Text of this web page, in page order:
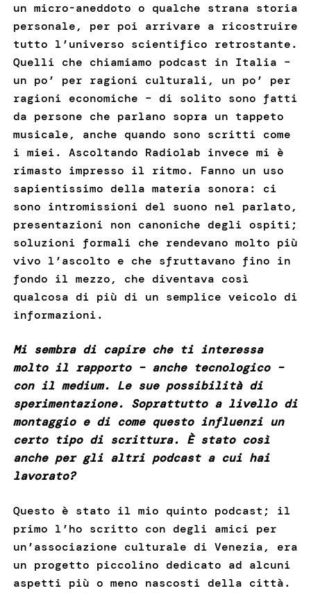
un micro-aneddoto o qualche strana storia
personale, per poi arrivare a ricostruire
tutto l’universo scientifico retrostante.
Quelli che chiamiamo podcast in Italia –
un po’ per ragioni culturali, un po’ per
ragioni economiche – di solito sono fatti
da persone che parlano sopra un tappeto
musicale, anche quando sono scritti come
i miei. Ascoltando Radiolab invece mi è
rimasto impresso il ritmo. Fanno un uso
sapientissimo della materia sonora: ci
sono intromissioni del suono nel parlato,
presentazioni non canoniche degli ospiti;
soluzioni formali che rendevano molto più
vivo l’ascolto e che sfruttavano fino in
fondo il mezzo, che diventava così
qualcosa di più di un semplice veicolo di
informazioni.
Mi sembra di capire che ti interessa
molto il rapporto – anche tecnologico –
con il medium. Le sue possibilità di
sperimentazione. Soprattutto a livello di
montaggio e di come questo influenzi un
certo tipo di scrittura. È stato così
anche per gli altri podcast a cui hai
lavorato?
Questo è stato il mio quinto podcast; il
primo l’ho scritto con degli amici per
un’associazione culturale di Venezia, era
un progetto piccolino dedicato ad alcuni
aspetti più o meno nascosti della città.